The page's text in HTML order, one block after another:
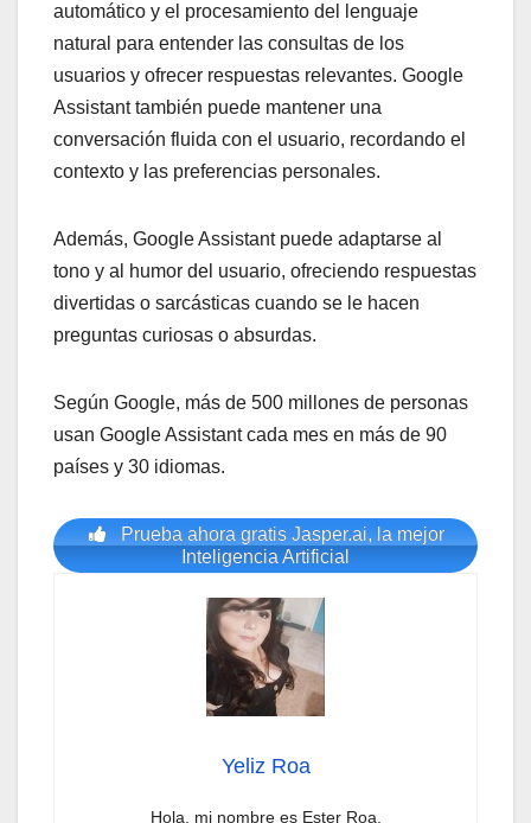
automático y el procesamiento del lenguaje
natural para entender las consultas de los
usuarios y ofrecer respuestas relevantes. Google
Assistant también puede mantener una
conversación fluida con el usuario, recordando el
contexto y las preferencias personales.
Además, Google Assistant puede adaptarse al
tono y al humor del usuario, ofreciendo respuestas
divertidas o sarcásticas cuando se le hacen
preguntas curiosas o absurdas.
Según Google, más de 500 millones de personas
usan Google Assistant cada mes en más de 90
países y 30 idiomas.
Prueba ahora gratis Jasper.ai, la mejor
Inteligencia Artificial
Yeliz Roa
Hola, mi nombre es Ester Roa.